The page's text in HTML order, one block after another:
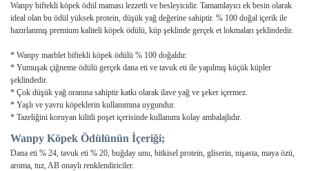
Wanpy biftekli köpek ödül maması lezzetli ve besleyicidir. Tamamlayıcı ek besin olarak
ideal olan bu ödül yüksek protein, düşük yağ değerine sahiptir. % 100 doğal içerik ile
hazırlanmış premium kaliteli köpek ödülü, küp şeklinde gerçek et lokmaları şeklindedir.
* Wanpy marblet biftekli köpek ödülü % 100 doğaldır.
* Yumuşak çiğneme ödülü gerçek dana eti ve tavuk eti ile yapılmış küçük küpler
şeklindedir.
* Çok düşük yağ oranına sahiptir katkı olarak ilave yağ ve şeker içermez.
* Yaşlı ve yavru köpeklerin kullanımına uygundur.
* Tazeliğini koruyan kilitli poşet içerisinde kullanımı kolay ambalajlıdır.
Wanpy Köpek Ödülünün İçeriği;
Dana eti % 24, tavuk eti % 20, buğday unu, bitkisel protein, gliserin, nişasta, maya özü,
aroma, tuz, AB onaylı renklendiriciler.